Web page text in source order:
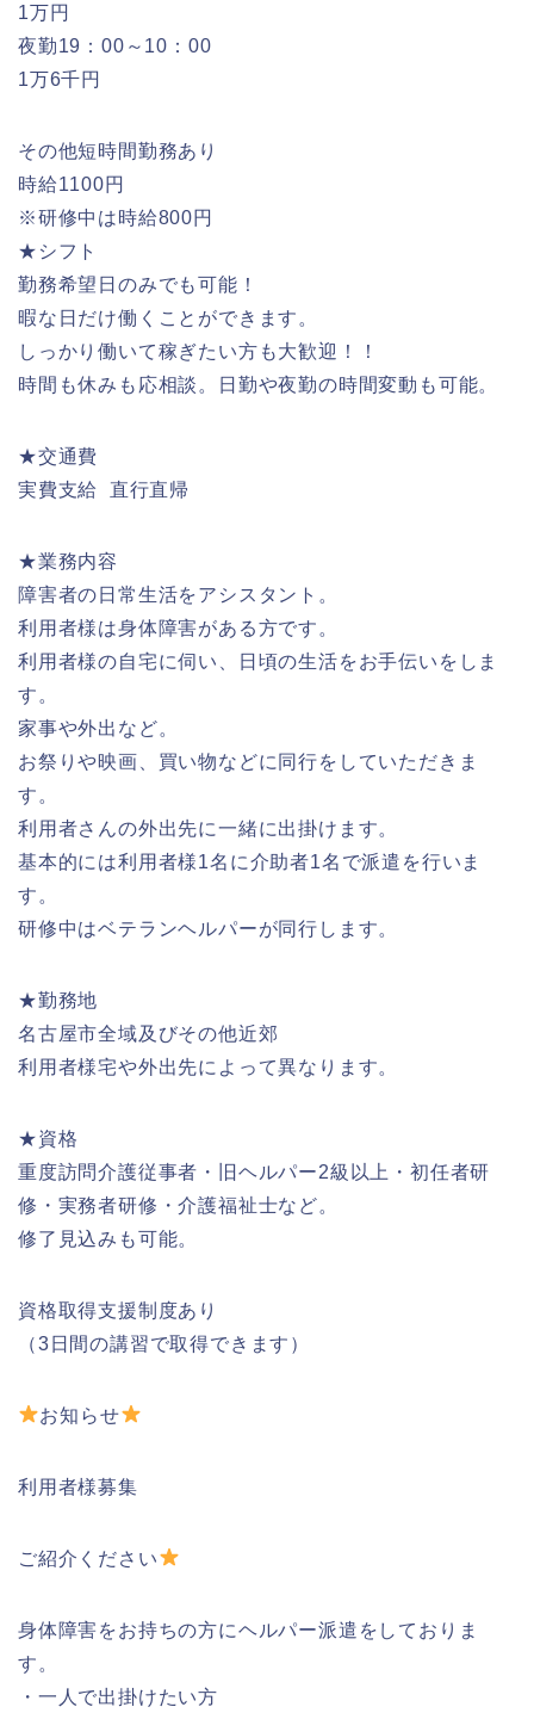
1万円
夜勤19：00～10：00
1万6千円
その他短時間勤務あり
時給1100円
※研修中は時給800円
★シフト
勤務希望日のみでも可能！
暇な日だけ働くことができます。
しっかり働いて稼ぎたい方も大歓迎！！
時間も休みも応相談。日勤や夜勤の時間変動も可能。
★交通費
実費支給 直行直帰
★業務内容
障害者の日常生活をアシスタント。
利用者様は身体障害がある方です。
利用者様の自宅に伺い、日頃の生活をお手伝いをしま
す。
家事や外出など。
お祭りや映画、買い物などに同行をしていただきま
す。
利用者さんの外出先に一緒に出掛けます。
基本的には利用者様1名に介助者1名で派遣を行いま
す。
研修中はベテランヘルパーが同行します。
★勤務地
名古屋市全域及びその他近郊
利用者様宅や外出先によって異なります。
★資格
重度訪問介護従事者・旧ヘルパー2級以上・初任者研
修・実務者研修・介護福祉士など。
修了見込みも可能。
資格取得支援制度あり
（3日間の講習で取得できます）
お知らせ
利用者様募集
ご紹介ください
身体障害をお持ちの方にヘルパー派遣をしておりま
す。
・一人で出掛けたい方